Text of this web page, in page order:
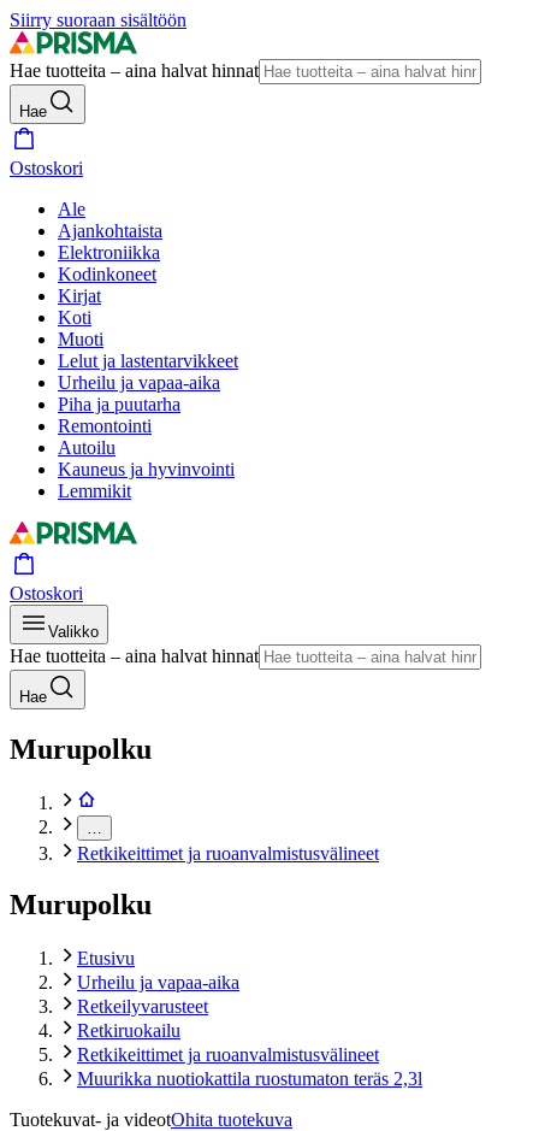
Siirry suoraan sisältöön
Hae tuotteita – aina halvat hinnat
Hae
Ostoskori
Ale
Ajankohtaista
Elektroniikka
Kodinkoneet
Kirjat
Koti
Muoti
Lelut ja lastentarvikkeet
Urheilu ja vapaa-aika
Piha ja puutarha
Remontointi
Autoilu
Kauneus ja hyvinvointi
Lemmikit
Ostoskori
Valikko
Hae tuotteita – aina halvat hinnat
Hae
Murupolku
Retkikeittimet ja ruoanvalmistusvälineet
Murupolku
Etusivu
Urheilu ja vapaa-aika
Retkeilyvarusteet
Retkiruokailu
Retkikeittimet ja ruoanvalmistusvälineet
Muurikka nuotiokattila ruostumaton teräs 2,3l
Tuotekuvat- ja videotOhita tuotekuva